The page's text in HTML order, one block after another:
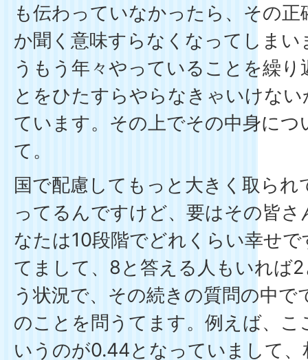
も伝わっていなかったら、その
か聞く意味すらなくなってしま
うもう年々やっていることを繰
とをひたすらやらなきゃいけな
ています。その上でその中身に
て。
国で配慮してもっと大きく取ら
ってるんですけど、要はその皆
なたは10段階でどれくらい幸せ
てまして、8と答える人もいれば
う状況で、その続きの質問の中
のことを問うてます。例えば、
いうのが0.44となっていまして